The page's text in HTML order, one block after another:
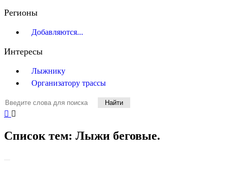
Регионы
Добавляются...
Интересы
Лыжнику
Организатору трассы
Найти
Список тем: Лыжи беговые.